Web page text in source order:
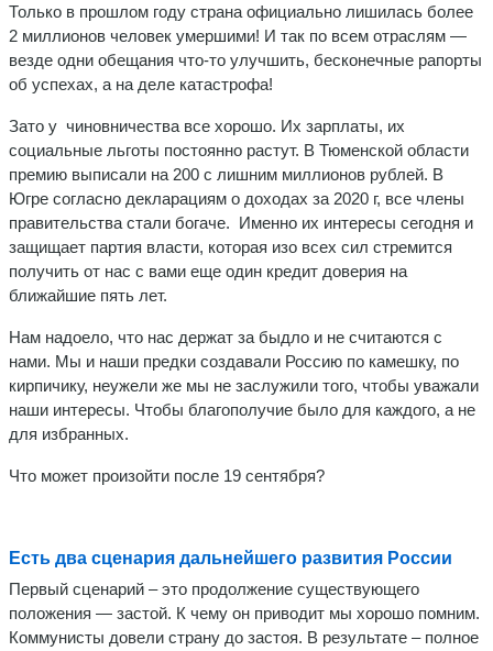
Только в прошлом году страна официально лишилась более
2 миллионов человек умершими! И так по всем отраслям —
везде одни обещания что-то улучшить, бесконечные рапорты
об успехах, а на деле катастрофа!
Зато у чиновничества все хорошо. Их зарплаты, их
социальные льготы постоянно растут. В Тюменской области
премию выписали на 200 с лишним миллионов рублей. В
Югре согласно декларациям о доходах за 2020 г, все члены
правительства стали богаче. Именно их интересы сегодня и
защищает партия власти, которая изо всех сил стремится
получить от нас с вами еще один кредит доверия на
ближайшие пять лет.
Нам надоело, что нас держат за быдло и не считаются с
нами. Мы и наши предки создавали Россию по камешку, по
кирпичику, неужели же мы не заслужили того, чтобы уважали
наши интересы. Чтобы благополучие было для каждого, а не
для избранных.
Что может произойти после 19 сентября?
Есть два сценария дальнейшего развития России
Первый сценарий – это продолжение существующего
положения — застой. К чему он приводит мы хорошо помним.
Коммунисты довели страну до застоя. В результате – полное